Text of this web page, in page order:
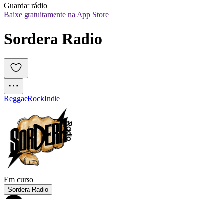
Guardar rádio
Baixe gratuitamente na App Store
Sordera Radio
ReggaeRockIndie
Em curso
Sordera Radio